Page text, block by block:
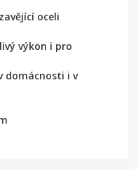
oceli
výkon i pro
domácnosti i v